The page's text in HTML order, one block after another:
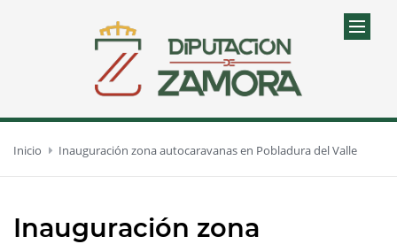
Inicio Inauguración zona autocaravanas en Pobladura del Valle
Inauguración zona